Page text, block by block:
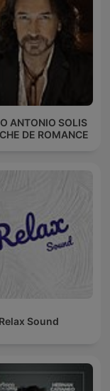
ANTONIO SOLIS
DE ROMANCE
Relax Sound